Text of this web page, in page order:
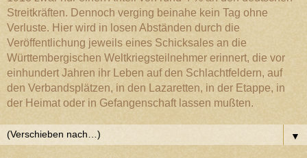
Streitkräften. Dennoch verging beinahe kein Tag ohne
Verluste. Hier wird in losen Abständen durch die
Veröffentlichung jeweils eines Schicksales an die
Württembergischen Weltkriegsteilnehmer erinnert, die vor
einhundert Jahren ihr Leben auf den Schlachtfeldern, auf
den Verbandsplätzen, in den Lazaretten, in der Etappe, in
der Heimat oder in Gefangenschaft lassen mußten.
▼